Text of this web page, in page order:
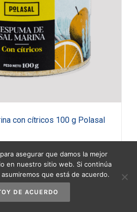
con cítricos 100 g Polasal
asegurar que damos la mejor
en nuestro sitio web. Si continúa
que está de acuerdo.
DE ACUERDO